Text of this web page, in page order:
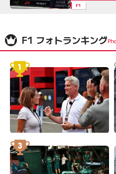
F1
F1 フォトランキング